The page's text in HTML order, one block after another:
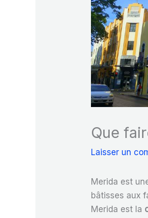
Que
Laisser un
Merida est
bâtisses aux
Merida est la